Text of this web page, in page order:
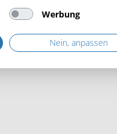
Werbung
Nein, anpassen